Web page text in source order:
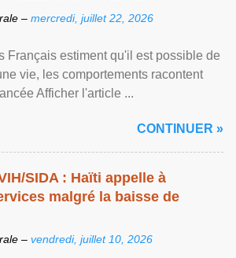
– mercredi, juillet 22, 2026
Français estiment qu'il est possible de
vie, les comportements racontent
Afficher l'article ...
CONTINUER »
SIDA : Haïti appelle à
malgré la baisse de
– vendredi, juillet 10, 2026